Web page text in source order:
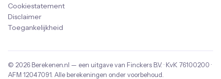
Cookiestatement
Disclaimer
Toegankelijkheid
© 2026 Berekenen.nl — een uitgave van Finckers B.V. · KvK 76100200 ·
AFM 12047091 . Alle berekeningen onder voorbehoud.